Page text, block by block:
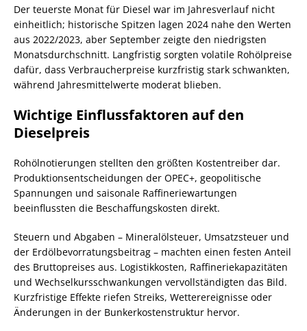
Der teuerste Monat für Diesel war im Jahresverlauf nicht
einheitlich; historische Spitzen lagen 2024 nahe den Werten
aus 2022/2023, aber September zeigte den niedrigsten
Monatsdurchschnitt. Langfristig sorgten volatile Rohölpreise
dafür, dass Verbraucherpreise kurzfristig stark schwankten,
während Jahresmittelwerte moderat blieben.
Wichtige Einflussfaktoren auf den
Dieselpreis
Rohölnotierungen stellten den größten Kostentreiber dar.
Produktionsentscheidungen der OPEC+, geopolitische
Spannungen und saisonale Raffineriewartungen
beeinflussten die Beschaffungskosten direkt.
Steuern und Abgaben – Mineralölsteuer, Umsatzsteuer und
der Erdölbevorratungsbeitrag – machten einen festen Anteil
des Bruttopreises aus. Logistikkosten, Raffineriekapazitäten
und Wechselkursschwankungen vervollständigten das Bild.
Kurzfristige Effekte riefen Streiks, Wetterereignisse oder
Änderungen in der Bunkerkostenstruktur hervor.